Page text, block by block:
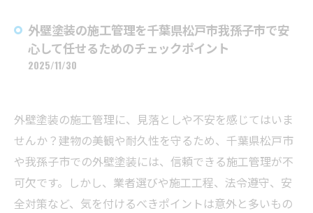
外壁塗装の施工管理を千葉県松戸市我孫子市で安
心して任せるためのチェックポイント
2025/11/30
外壁塗装の施工管理に、見落としや不安を感じてはいま
せんか？建物の美観や耐久性を守るため、千葉県松戸市
や我孫子市での外壁塗装には、信頼できる施工管理が不
可欠です。しかし、業者選びや施工工程、法令遵守、安
全対策など、気を付けるべきポイントは意外と多いもの